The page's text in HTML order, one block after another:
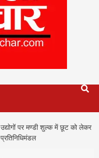
पर मण्डी शुल्क में छूट को लेकर